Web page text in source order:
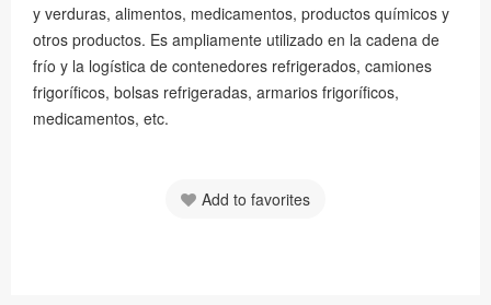
y verduras, alimentos, medicamentos, productos químicos y
otros productos. Es ampliamente utilizado en la cadena de
frío y la logística de contenedores refrigerados, camiones
frigoríficos, bolsas refrigeradas, armarios frigoríficos,
medicamentos, etc.
Add to favorites